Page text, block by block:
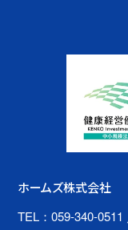
ホームズ株式会社
TEL：059-340-0511